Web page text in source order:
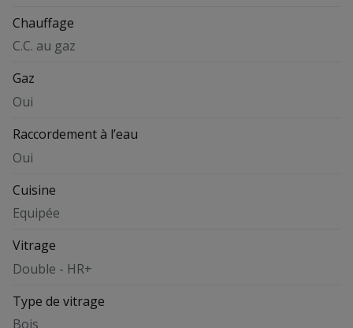
Chauffage
C.C. au gaz
Gaz
Oui
Raccordement à l’eau
Oui
Cuisine
Equipée
Vitrage
Double - HR+
Type de vitrage
Bois